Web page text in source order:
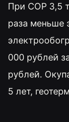
При COP 3,5
раза меньше
000 рублей
рублей.
5 лет,